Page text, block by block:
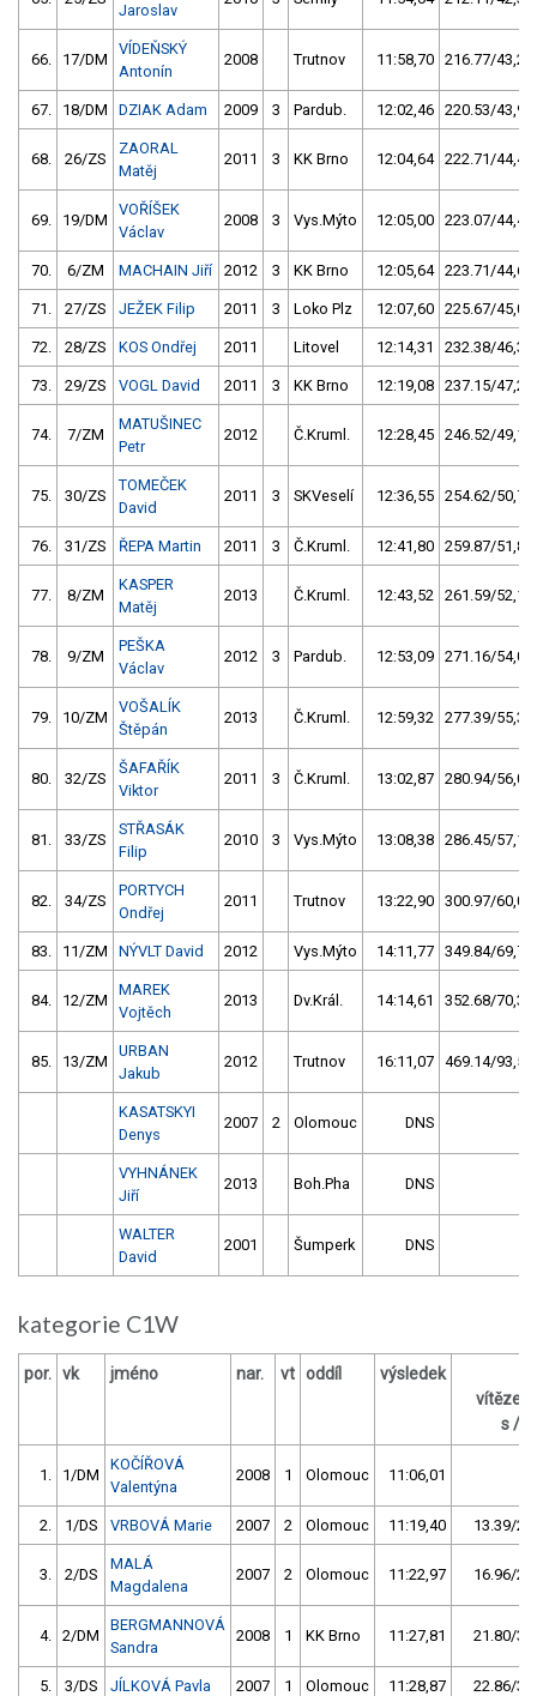
Jaroslav
66. 17/DM
VÍDEŇSKÝ
Antonín
2008 Trutnov 11:58,70 216.77/43,2
67. 18/DM DZIAK Adam 2009 3 Pardub. 12:02,46 220.53/43,9
68. 26/ZS
ZAORAL
Matěj
2011 3 KK Brno 12:04,64 222.71/44,4
69. 19/DM
VOŘÍŠEK
Václav
2008 3 Vys.Mýto 12:05,00 223.07/44,4
70. 6/ZM MACHAIN Jiří 2012 3 KK Brno 12:05,64 223.71/44,6
71. 27/ZS JEŽEK Filip 2011 3 Loko Plz 12:07,60 225.67/45,0
72. 28/ZS KOS Ondřej 2011 Litovel 12:14,31 232.38/46,3
73. 29/ZS VOGL David 2011 3 KK Brno 12:19,08 237.15/47,2
74. 7/ZM
MATUŠINEC
Petr
2012 Č.Kruml. 12:28,45 246.52/49,1
75. 30/ZS
TOMEČEK
David
2011 3 SKVeselí 12:36,55 254.62/50,7
76. 31/ZS ŘEPA Martin 2011 3 Č.Kruml. 12:41,80 259.87/51,8
77. 8/ZM
KASPER
Matěj
2013 Č.Kruml. 12:43,52 261.59/52,1
78. 9/ZM
PEŠKA
Václav
2012 3 Pardub. 12:53,09 271.16/54,0
79. 10/ZM
VOŠALÍK
Štěpán
2013 Č.Kruml. 12:59,32 277.39/55,3
80. 32/ZS
ŠAFAŘÍK
Viktor
2011 3 Č.Kruml. 13:02,87 280.94/56,0
81. 33/ZS
STŘASÁK
Filip
2010 3 Vys.Mýto 13:08,38 286.45/57,1
82. 34/ZS
PORTYCH
Ondřej
2011 Trutnov 13:22,90 300.97/60,0
83. 11/ZM NÝVLT David 2012 Vys.Mýto 14:11,77 349.84/69,7
84. 12/ZM
MAREK
Vojtěch
2013 Dv.Král. 14:14,61 352.68/70,3
85. 13/ZM
URBAN
Jakub
2012 Trutnov 16:11,07 469.14/93,5
KASATSKYI
Denys
2007 2 Olomouc DNS
VYHNÁNEK
Jiří
2013 Boh.Pha DNS
WALTER
David
2001 Šumperk DNS
kategorie C1W
por. vk jméno nar. vt oddíl výsledek
vítězem
s / %
1. 1/DM
KOČÍŘOVÁ
Valentýna
2008 1 Olomouc 11:06,01
2. 1/DS VRBOVÁ Marie 2007 2 Olomouc 11:19,40 13.39/2,0
3. 2/DS
MALÁ
Magdalena
2007 2 Olomouc 11:22,97 16.96/2,5
4. 2/DM
BERGMANNOVÁ
Sandra
2008 1 KK Brno 11:27,81 21.80/3,3
5. 3/DS JÍLKOVÁ Pavla 2007 1 Olomouc 11:28,87 22.86/3,4